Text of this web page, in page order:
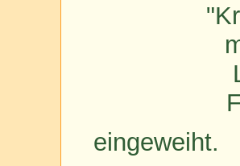
eingeweiht.